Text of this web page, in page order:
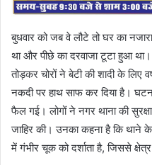
बुधवार को जब वे लौटे तो घर का
था और पीछे का दरवाजा टूटा हुआ
तोड़कर चोरों ने बेटी की शादी के
नकदी पर हाथ साफ कर दिया है।
फैल गई। लोगों ने नगर थाना की
जाहिर की। उनका कहना है कि थाने
में गंभीर चूक को दर्शाता है, जिससे